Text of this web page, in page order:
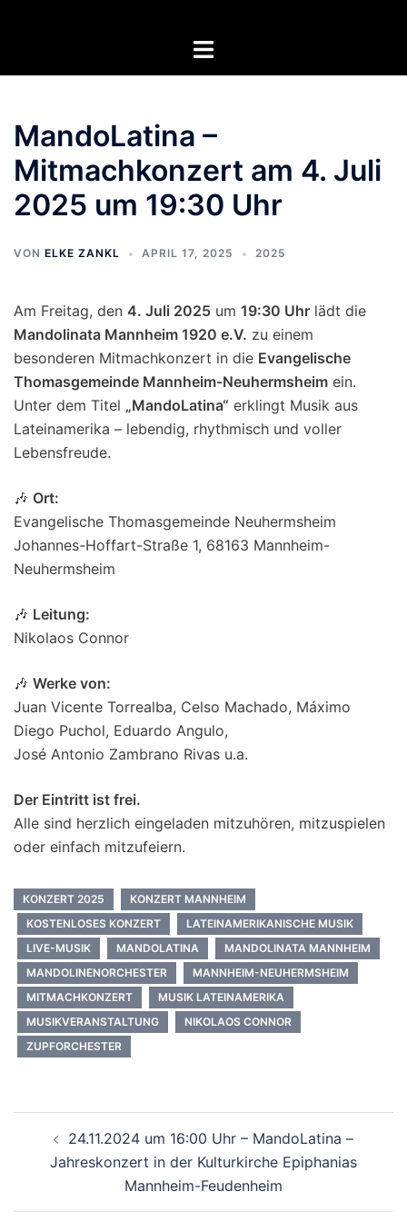
Menü
MandoLatina –
Mitmachkonzert am 4. Juli
2025 um 19:30 Uhr
VON ELKE ZANKL APRIL 17, 2025 2025
Am Freitag, den 4. Juli 2025 um 19:30 Uhr lädt die
Mandolinata Mannheim 1920 e.V. zu einem
besonderen Mitmachkonzert in die Evangelische
Thomasgemeinde Mannheim-Neuhermsheim ein.
Unter dem Titel „MandoLatina“ erklingt Musik aus
Lateinamerika – lebendig, rhythmisch und voller
Lebensfreude.
🎶 Ort:
Evangelische Thomasgemeinde Neuhermsheim
Johannes-Hoffart-Straße 1, 68163 Mannheim-
Neuhermsheim
🎶 Leitung:
Nikolaos Connor
🎶 Werke von:
Juan Vicente Torrealba, Celso Machado, Máximo
Diego Puchol, Eduardo Angulo,
José Antonio Zambrano Rivas u.a.
Der Eintritt ist frei.
Alle sind herzlich eingeladen mitzuhören, mitzuspielen
oder einfach mitzufeiern.
KONZERT 2025
KONZERT MANNHEIM
KOSTENLOSES KONZERT
LATEINAMERIKANISCHE MUSIK
LIVE-MUSIK
MANDOLATINA
MANDOLINATA MANNHEIM
MANDOLINENORCHESTER
MANNHEIM-NEUHERMSHEIM
MITMACHKONZERT
MUSIK LATEINAMERIKA
MUSIKVERANSTALTUNG
NIKOLAOS CONNOR
ZUPFORCHESTER
24.11.2024 um 16:00 Uhr – MandoLatina –
Jahreskonzert in der Kulturkirche Epiphanias
Mannheim-Feudenheim